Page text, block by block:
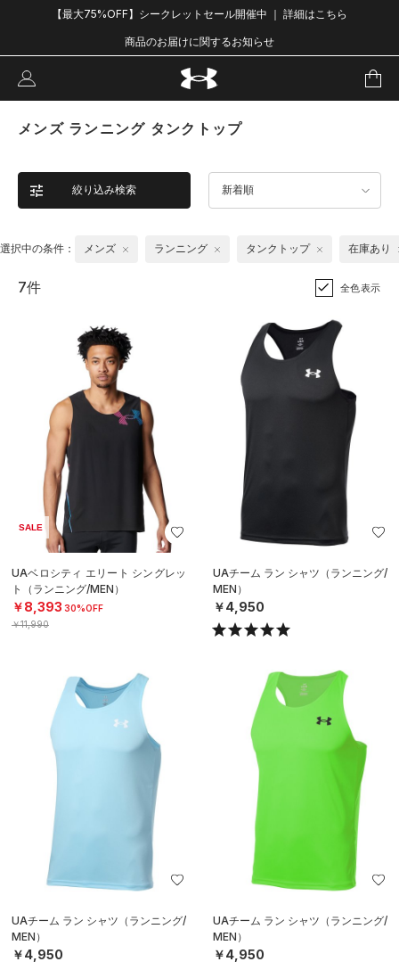
【最大75%OFF】シークレットセール開催中 ｜ 詳細はこちら
商品のお届けに関するお知らせ
メンズ ランニング タンクトップ
絞り込み検索 新着順
選択中の条件： メンズ ランニング タンクトップ 在庫あり
7件 全色表示
SALE
UAベロシティ エリート シングレッ
ト（ランニング/MEN）
￥8,393 30%OFF
￥11,990
UAチーム ラン シャツ（ランニング/
MEN）
￥4,950
UAチーム ラン シャツ（ランニング/
MEN）
￥4,950
UAチーム ラン シャツ（ランニング/
MEN）
￥4,950